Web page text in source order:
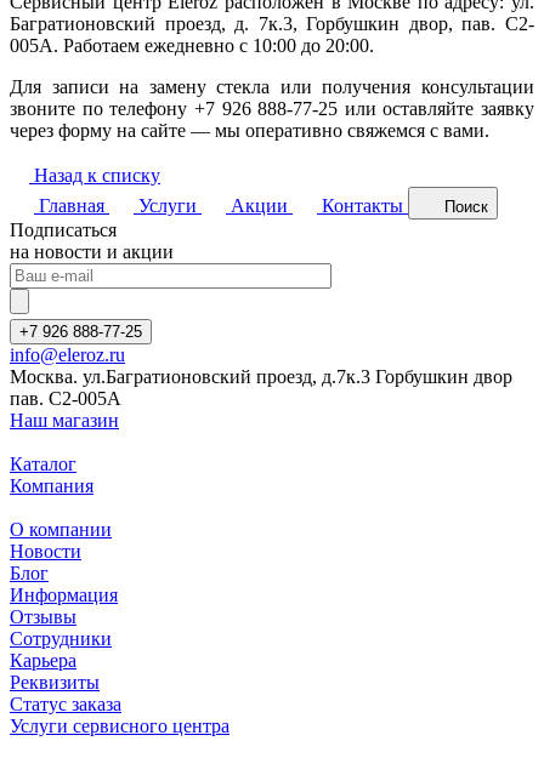
Багратионовский проезд, д. 7к.3, Горбушкин двор, пав. C2-
005A. Работаем ежедневно с 10:00 до 20:00.
Для записи на замену стекла или получения консультации
звоните по телефону +7 926 888-77-25 или оставляйте заявку
через форму на сайте — мы оперативно свяжемся с вами.
Назад к списку
Главная
Услуги Акции Контакты Поиск
Подписаться
на новости и акции
+7 926 888-77-25
info@eleroz.ru
Москва. ул.Багратионовский проезд, д.7к.3 Горбушкин двор
пав. C2-005A
Наш магазин
Каталог
Компания
О компании
Новости
Блог
Информация
Отзывы
Сотрудники
Карьера
Реквизиты
Статус заказа
Услуги сервисного центра